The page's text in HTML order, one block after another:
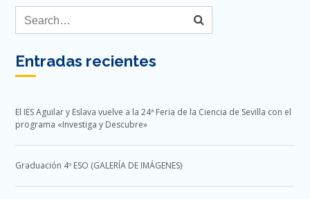
Entradas recientes
El IES Aguilar y Eslava vuelve a la 24ª Feria de la Ciencia de Sevilla con el
programa «Investiga y Descubre»
Graduación 4º ESO (GALERÍA DE IMÁGENES)